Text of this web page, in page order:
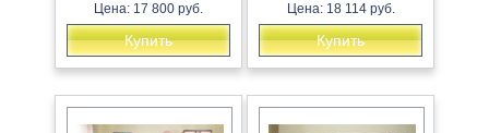
Цена: 17 800 руб.
Купить
Цена: 18 114 руб.
Купить